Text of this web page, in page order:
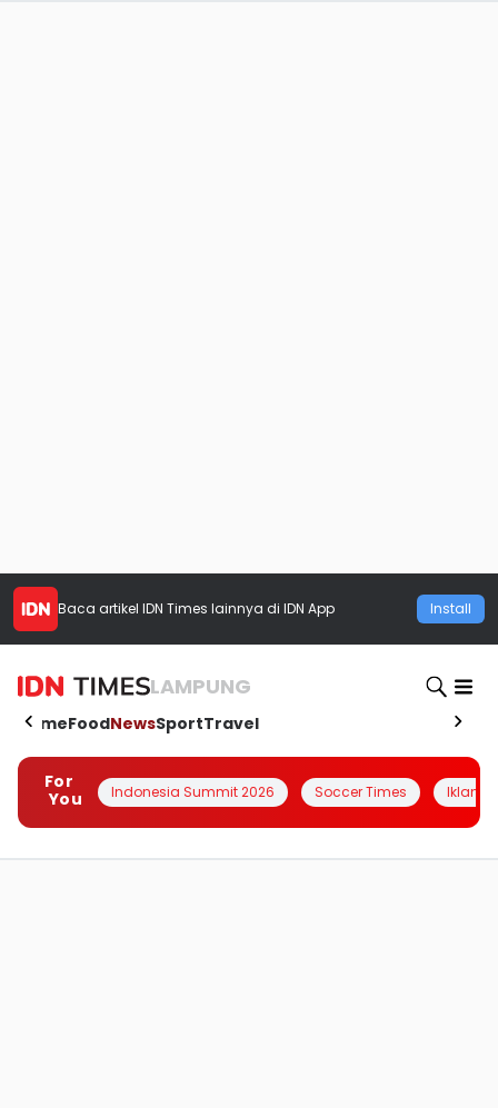
Baca artikel IDN Times lainnya di IDN App Install
LAMPUNG
HomeFoodNewsSportTravel
For
You
Indonesia Summit 2026 Soccer Times Iklanin